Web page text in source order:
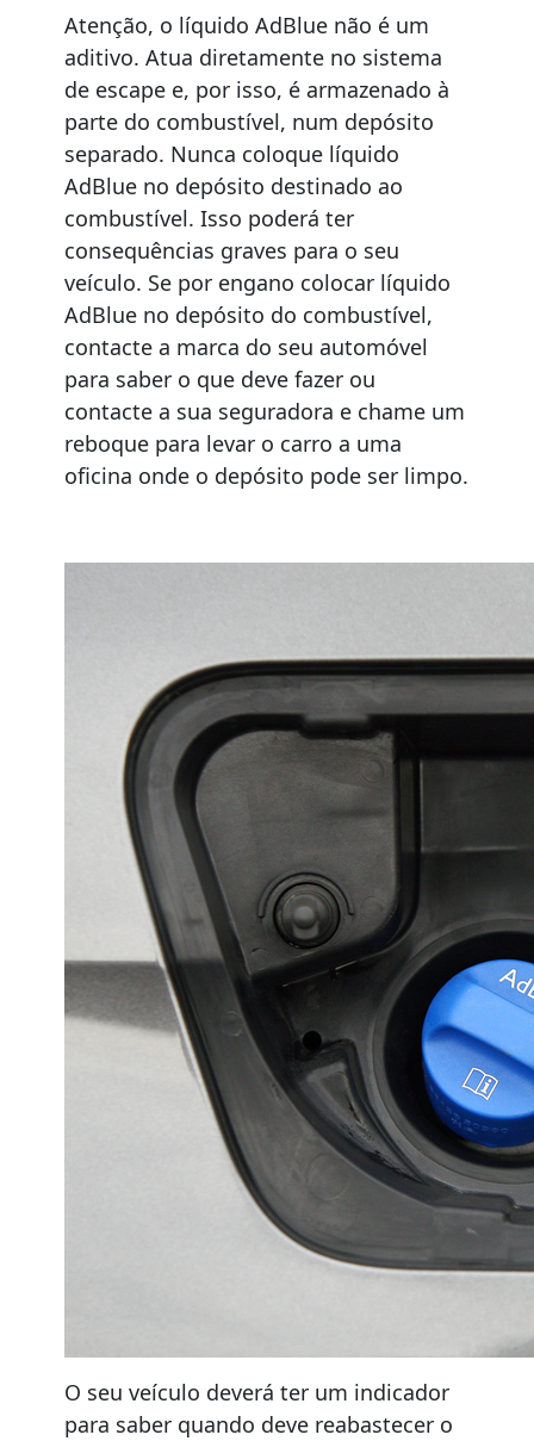
Atenção, o líquido AdBlue não é um
aditivo. Atua diretamente no sistema
de escape e, por isso, é armazenado à
parte do combustível, num depósito
separado. Nunca coloque líquido
AdBlue no depósito destinado ao
combustível. Isso poderá ter
consequências graves para o seu
veículo. Se por engano colocar líquido
AdBlue no depósito do combustível,
contacte a marca do seu automóvel
para saber o que deve fazer ou
contacte a sua seguradora e chame um
reboque para levar o carro a uma
oficina onde o depósito pode ser limpo.
O seu veículo deverá ter um indicador
para saber quando deve reabastecer o